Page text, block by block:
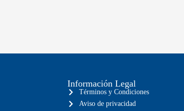
Información Legal
Términos y Condiciones
Aviso de privacidad